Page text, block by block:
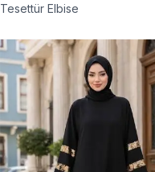
Tesettür Elbise